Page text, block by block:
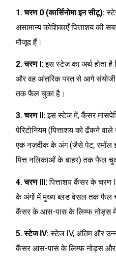
1. चरण 0 (कार्सिनोमा इन सीटू):
असामान्य कोशिकाएँ पित्ताशय की
मौजूद हैं।
2. चरण I:इस स्टेज का अर्थ होता है
और वह आंतरिक परत से आगे संयोजी
तक फैल चुका है।
3. चरण II:इस स्टेज में, कैंसर
पेरिटोनियम (पित्ताशय को ढँकने
एक नज़दीक के अंग (जैसे पेट, स्मॉल
पित्त नलिकाओं के बाहर) तक फैल
4. चरण III:पित्ताशय कैंसर के
के अंगों में मुख्य ब्लड वेसल तक फैल
कैंसर के आस-पास के लिम्फ नोड्स में
5. स्टेज IV:स्टेज IV, अंतिम और
कैंसर आस-पास के लिम्फ नोड्स और